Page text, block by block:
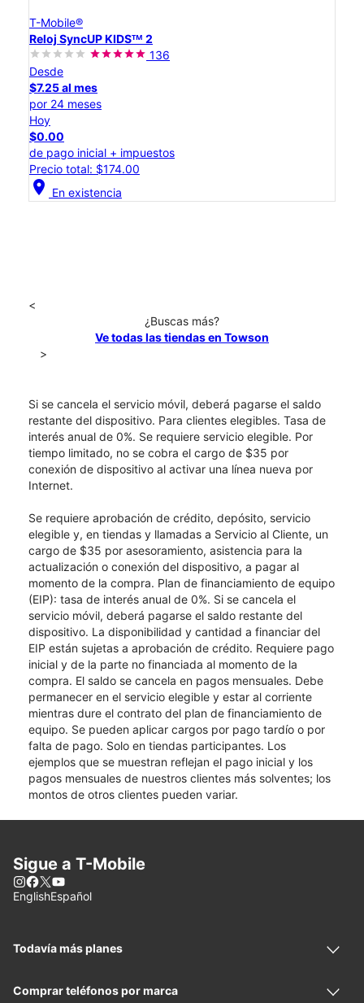
T-Mobile®
Reloj SyncUP KIDSᵀᴹ 2
136
Desde
$7.25 al mes
por 24 meses
Hoy
$0.00
de pago inicial + impuestos
Precio total: $174.00
location_on En existencia
<
¿Buscas más?
Ve todas las tiendas en Towson
>
Si se cancela el servicio móvil, deberá pagarse el saldo
restante del dispositivo. Para clientes elegibles. Tasa de
interés anual de 0%. Se requiere servicio elegible. Por
tiempo limitado, no se cobra el cargo de $35 por
conexión de dispositivo al activar una línea nueva por
Internet.
Se requiere aprobación de crédito, depósito, servicio
elegible y, en tiendas y llamadas a Servicio al Cliente, un
cargo de $35 por asesoramiento, asistencia para la
actualización o conexión del dispositivo, a pagar al
momento de la compra. Plan de financiamiento de equipo
(EIP): tasa de interés anual de 0%. Si se cancela el
servicio móvil, deberá pagarse el saldo restante del
dispositivo. La disponibilidad y cantidad a financiar del
EIP están sujetas a aprobación de crédito. Requiere pago
inicial y de la parte no financiada al momento de la
compra. El saldo se cancela en pagos mensuales. Debe
permanecer en el servicio elegible y estar al corriente
mientras dure el contrato del plan de financiamiento de
equipo. Se pueden aplicar cargos por pago tardío o por
falta de pago. Solo en tiendas participantes. Los
ejemplos que se muestran reflejan el pago inicial y los
pagos mensuales de nuestros clientes más solventes; los
montos de otros clientes pueden variar.